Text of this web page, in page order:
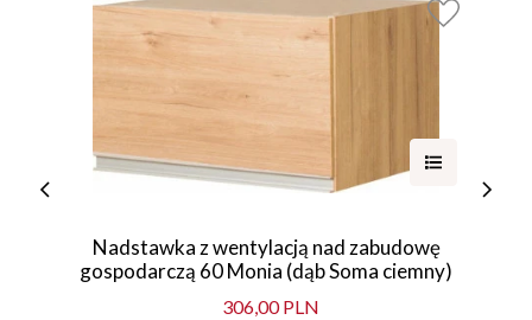
Nadstawka z wentylacją nad zabudowę
gospodarczą 60 Monia (dąb Soma ciemny)
306,00 PLN